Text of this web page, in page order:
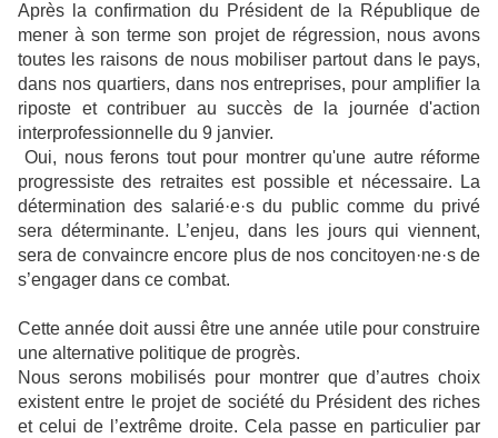
Après la confirmation du Président de la République de
mener à son terme son projet de régression, nous avons
toutes les raisons de nous mobiliser partout dans le pays,
dans nos quartiers, dans nos entreprises, pour amplifier la
riposte et contribuer au succès de la journée d'action
interprofessionnelle du 9 janvier.
Oui, nous ferons tout pour montrer qu'une autre réforme
progressiste des retraites est possible et nécessaire. La
détermination des salarié·e·s du public comme du privé
sera déterminante. L’enjeu, dans les jours qui viennent,
sera de convaincre encore plus de nos concitoyen·ne·s de
s’engager dans ce combat.
Cette année doit aussi être une année utile pour construire
une alternative politique de progrès.
Nous serons mobilisés pour montrer que d’autres choix
existent entre le projet de société du Président des riches
et celui de l’extrême droite. Cela passe en particulier par